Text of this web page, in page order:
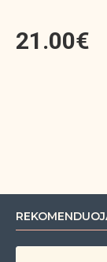
21.00€